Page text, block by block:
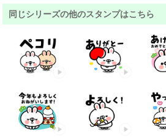
同じシリーズの他のスタンプはこちら